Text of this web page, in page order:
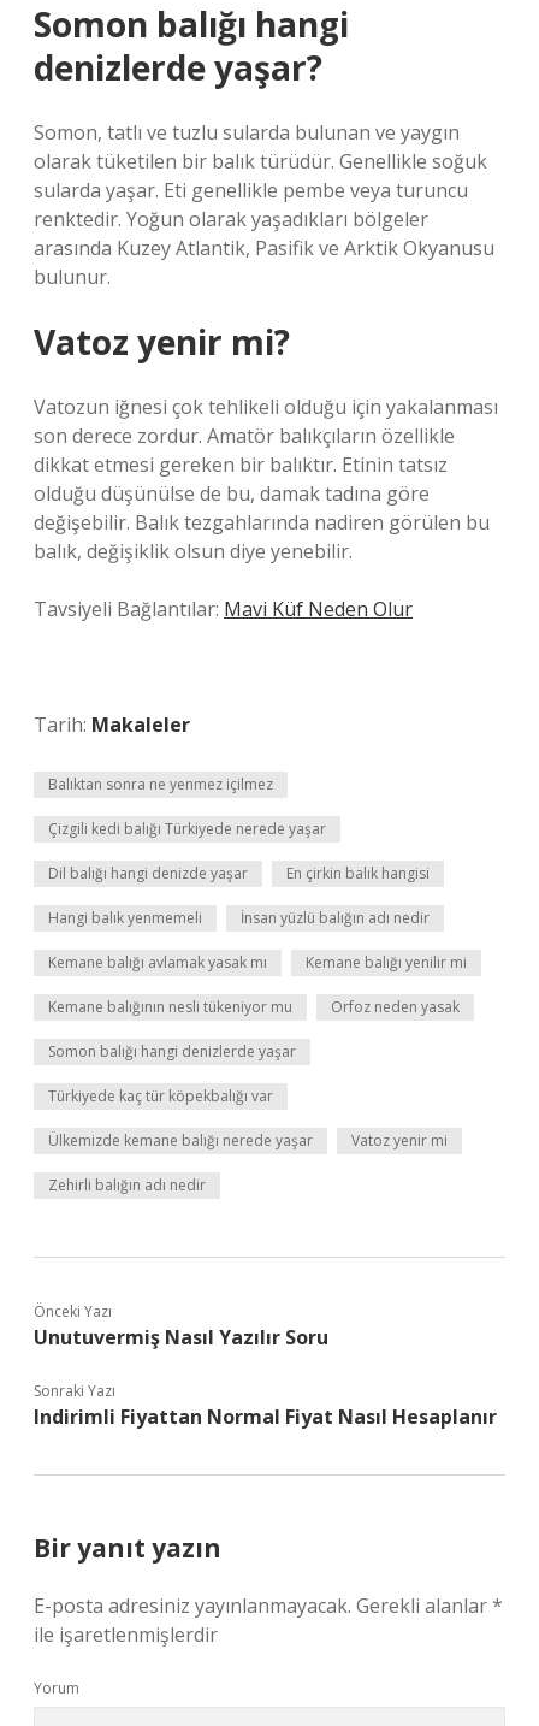
Somon balığı hangi
denizlerde yaşar?
Somon, tatlı ve tuzlu sularda bulunan ve yaygın
olarak tüketilen bir balık türüdür. Genellikle soğuk
sularda yaşar. Eti genellikle pembe veya turuncu
renktedir. Yoğun olarak yaşadıkları bölgeler
arasında Kuzey Atlantik, Pasifik ve Arktik Okyanusu
bulunur.
Vatoz yenir mi?
Vatozun iğnesi çok tehlikeli olduğu için yakalanması
son derece zordur. Amatör balıkçıların özellikle
dikkat etmesi gereken bir balıktır. Etinin tatsız
olduğu düşünülse de bu, damak tadına göre
değişebilir. Balık tezgahlarında nadiren görülen bu
balık, değişiklik olsun diye yenebilir.
Tavsiyeli Bağlantılar: Mavi Küf Neden Olur
Tarih: Makaleler
Balıktan sonra ne yenmez içilmez
Çizgili kedi balığı Türkiyede nerede yaşar
Dil balığı hangi denizde yaşar En çirkin balık hangisi
Hangi balık yenmemeli İnsan yüzlü balığın adı nedir
Kemane balığı avlamak yasak mı Kemane balığı yenilir mi
Kemane balığının nesli tükeniyor mu Orfoz neden yasak
Somon balığı hangi denizlerde yaşar
Türkiyede kaç tür köpekbalığı var
Ülkemizde kemane balığı nerede yaşar Vatoz yenir mi
Zehirli balığın adı nedir
Önceki Yazı
Unutuvermiş Nasıl Yazılır Soru
Sonraki Yazı
Indirimli Fiyattan Normal Fiyat Nasıl Hesaplanır
Bir yanıt yazın
E-posta adresiniz yayınlanmayacak. Gerekli alanlar*
ile işaretlenmişlerdir
Yorum